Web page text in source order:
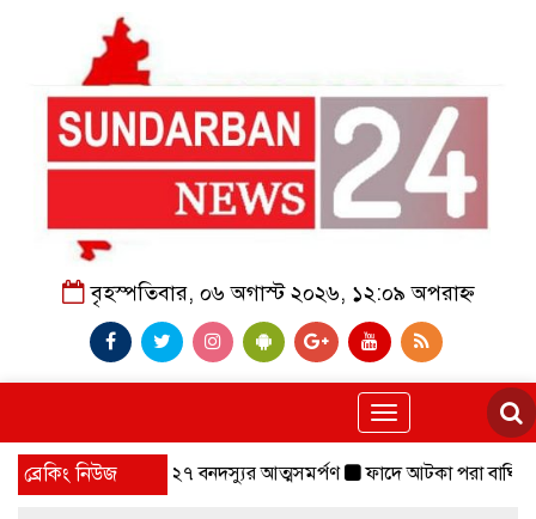
বৃহস্পতিবার, ০৬ অগাস্ট ২০২৬, ১২:০৯ অপরাহ্ন
Toggle
navigation
ব্রেকিং নিউজ
প্রধানসহ ২৭ বনদস্যুর আত্মসমর্পণ ফাদে আটকা পরা বাঘিনী,০৬